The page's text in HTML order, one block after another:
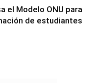
el Modelo ONU para
de estudiantes